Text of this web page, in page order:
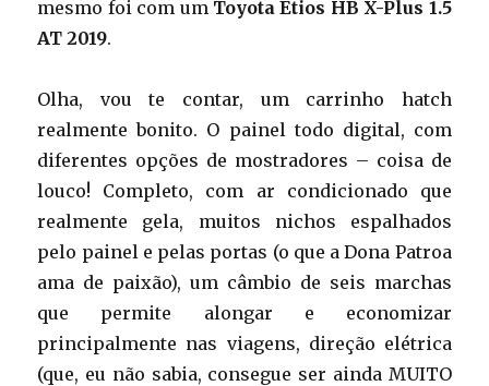
mesmo foi com um Toyota Etios HB X-Plus 1.5
AT 2019.
Olha, vou te contar, um carrinho hatch
realmente bonito. O painel todo digital, com
diferentes opções de mostradores – coisa de
louco! Completo, com ar condicionado que
realmente gela, muitos nichos espalhados
pelo painel e pelas portas (o que a Dona Patroa
ama de paixão), um câmbio de seis marchas
que permite alongar e economizar
principalmente nas viagens, direção elétrica
(que, eu não sabia, consegue ser ainda MUITO